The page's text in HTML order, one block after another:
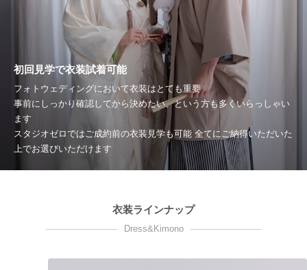
初回見学で衣装試着可能
フォトウェディングにおいて衣装はとても重要
事前にしっかり確認してから決めたい、という方も多くいらっしゃい
ます
スタジオゼロではご成約前の衣装見学も可能 全てにご納得いただいた
上でお選びいただけます
衣装ラインナップ
Dress&Kimono